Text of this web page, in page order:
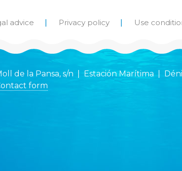
advice Privacy policy Use
de la Pansa, s/n | Estación Marítima |
form